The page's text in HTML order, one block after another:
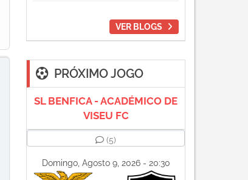
VER BLOGS
PRÓXIMO JOGO
SL BENFICA - ACADÉMICO DE
VISEU FC
(5)
Domingo, Agosto 9, 2026 - 20:30